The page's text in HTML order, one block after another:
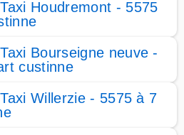
Houdremont - 5575
Bourseigne neuve -
custinne
Willerzie - 5575 à 7